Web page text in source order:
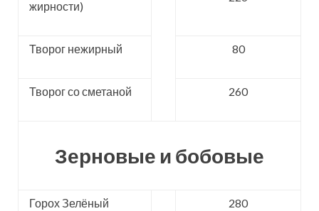
жирности)
Творог нежирный 80
Творог со сметаной 260
Зерновые и бобовые
Горох Зелёный 280